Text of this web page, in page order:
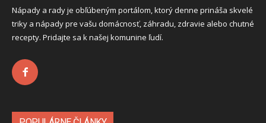
Nápady a rady je obľúbeným portálom, ktorý denne prináša skvelé
triky a nápady pre vašu domácnosť, záhradu, zdravie alebo chutné
recepty. Pridajte sa k našej komunine ľudí.